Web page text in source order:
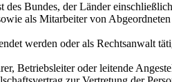
Bundes, der Länder
als Mitarbeiter von
werden oder als Rechtsanwalt
Betriebsleiter oder leitende